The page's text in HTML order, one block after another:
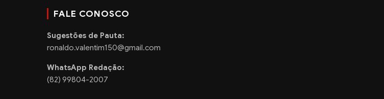
FALE CONOSCO
Sugestões de Pauta:
ronaldo.valentim150@gmail.com
WhatsApp Redação:
(82) 99804-2007